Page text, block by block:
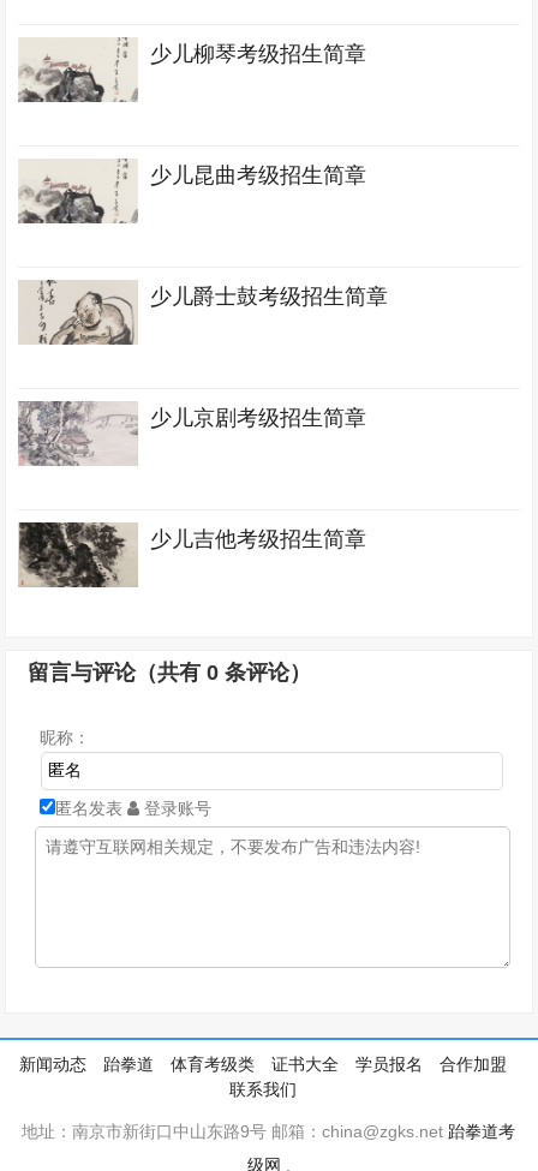
少儿柳琴考级招生简章
少儿昆曲考级招生简章
少儿爵士鼓考级招生简章
少儿京剧考级招生简章
少儿吉他考级招生简章
留言与评论（共有0 条评论）
昵称：
匿名发表 登录账号
新闻动态 跆拳道 体育考级类 证书大全 学员报名
合作加盟
联系我们
地址：南京市新街口中山东路9号 邮箱：china@zgks.net 跆拳道考
级网